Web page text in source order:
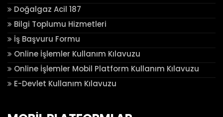
Doğalgaz Acil 187
Bilgi Toplumu Hizmetleri
İş Başvuru Formu
Online İşlemler Kullanım Kılavuzu
Online İşlemler Mobil Platform Kullanım Kılavuzu
E-Devlet Kullanım Kılavuzu